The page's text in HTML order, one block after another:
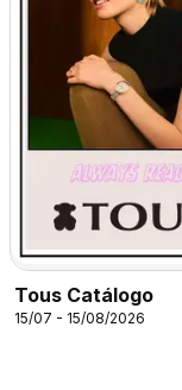
Tous Catálogo
15/07 - 15/08/2026